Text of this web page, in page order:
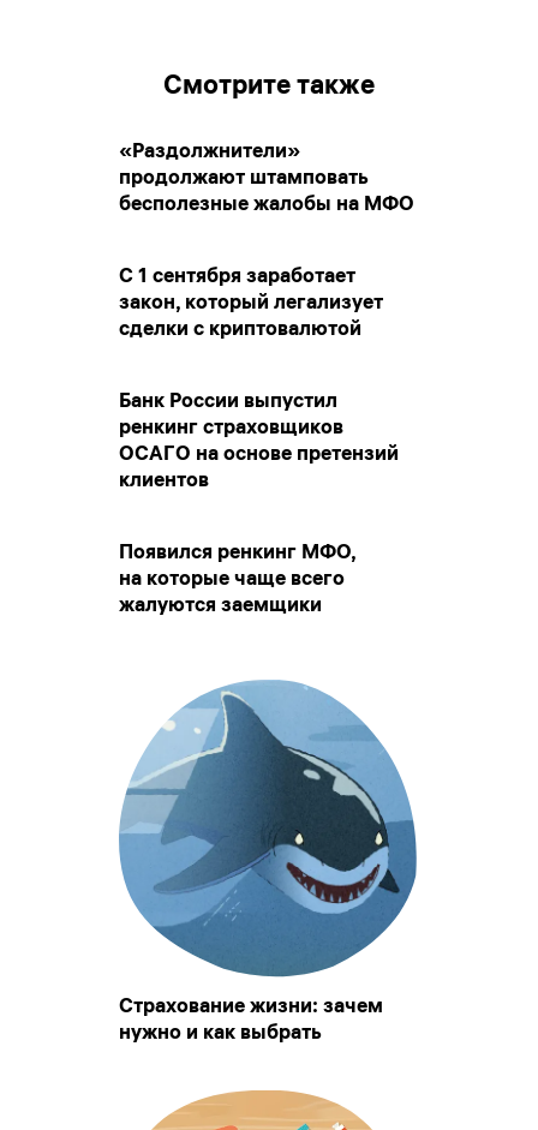
Смотрите также
«Раздолжнители»
продолжают штамповать
бесполезные жалобы на МФО
С 1 сентября заработает
закон, который легализует
сделки с криптовалютой
Банк России выпустил
ренкинг страховщиков
ОСАГО на основе претензий
клиентов
Появился ренкинг МФО,
на которые чаще всего
жалуются заемщики
Страхование жизни: зачем
нужно и как выбрать